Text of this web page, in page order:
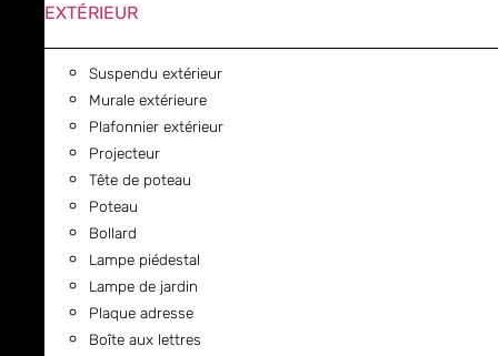
EXTÉRIEUR
Suspendu extérieur
Murale extérieure
Plafonnier extérieur
Projecteur
Tête de poteau
Poteau
Bollard
Lampe piédestal
Lampe de jardin
Plaque adresse
Boîte aux lettres